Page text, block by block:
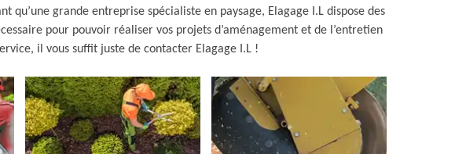
grande entreprise spécialiste en paysage, Elagage I.L dispose des
pour pouvoir réaliser vos projets d’aménagement et de l’entretien
il vous suffit juste de contacter Elagage I.L !